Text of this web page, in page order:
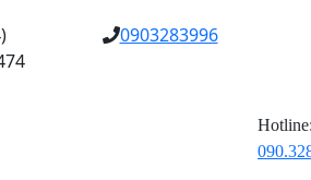
0903283996
Hotline: